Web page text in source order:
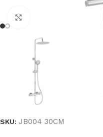
Haga clic para
SKU: JB004 30CM